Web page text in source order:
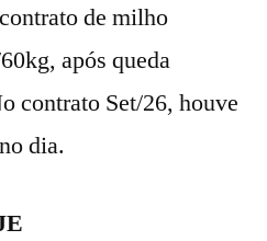
de milho
após queda
contrato Set/26, houve
dia.